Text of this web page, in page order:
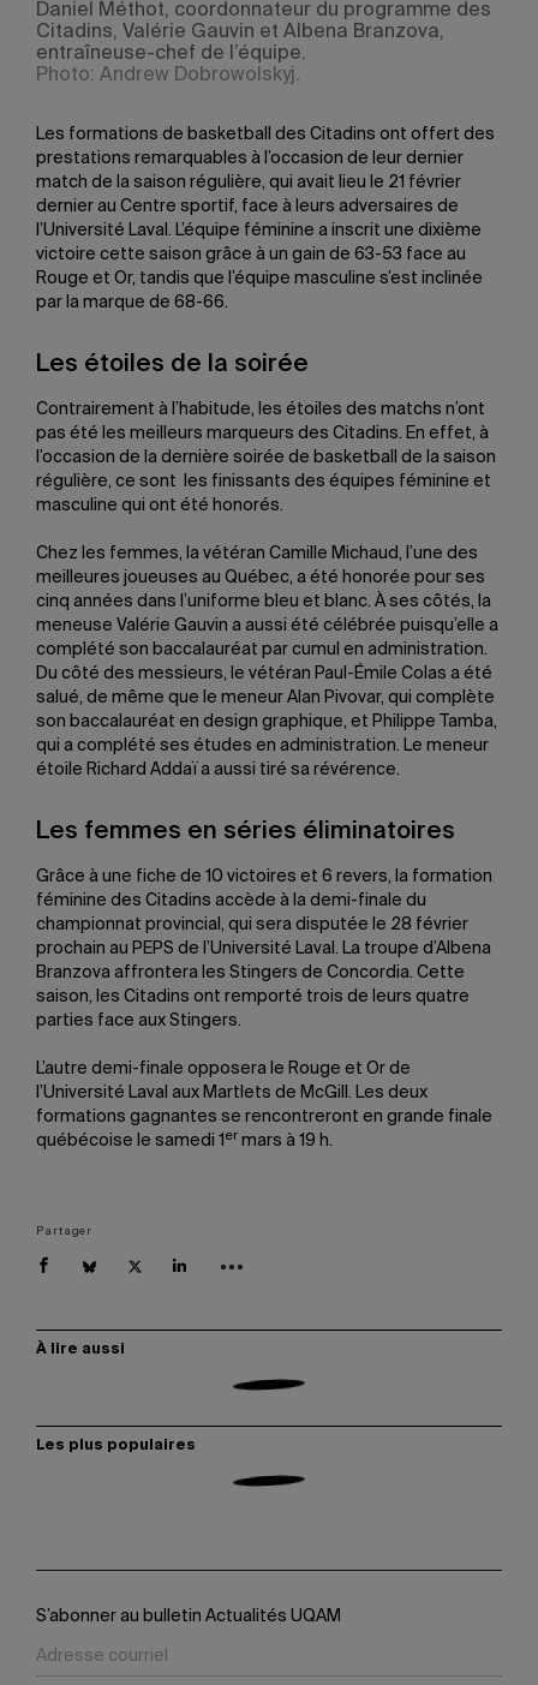
Daniel Méthot, coordonnateur du programme des
Citadins, Valérie Gauvin et Albena Branzova,
entraîneuse-chef de l’équipe.
Photo: Andrew Dobrowolskyj.
Les formations de basketball des Citadins ont offert des
prestations remarquables à l’occasion de leur dernier
match de la saison régulière, qui avait lieu le 21 février
dernier au Centre sportif, face à leurs adversaires de
l’Université Laval. L’équipe féminine a inscrit une dixième
victoire cette saison grâce à un gain de 63-53 face au
Rouge et Or, tandis que l’équipe masculine s’est inclinée
par la marque de 68-66.
Les étoiles de la soirée
Contrairement à l’habitude, les étoiles des matchs n’ont
pas été les meilleurs marqueurs des Citadins. En effet, à
l’occasion de la dernière soirée de basketball de la saison
régulière, ce sont les finissants des équipes féminine et
masculine qui ont été honorés.
Chez les femmes, la vétéran Camille Michaud, l’une des
meilleures joueuses au Québec, a été honorée pour ses
cinq années dans l’uniforme bleu et blanc. À ses côtés, la
meneuse Valérie Gauvin a aussi été célébrée puisqu’elle a
complété son baccalauréat par cumul en administration.
Du côté des messieurs, le vétéran Paul-Émile Colas a été
salué, de même que le meneur Alan Pivovar, qui complète
son baccalauréat en design graphique, et Philippe Tamba,
qui a complété ses études en administration. Le meneur
étoile Richard Addaï a aussi tiré sa révérence.
Les femmes en séries éliminatoires
Grâce à une fiche de 10 victoires et 6 revers, la formation
féminine des Citadins accède à la demi-finale du
championnat provincial, qui sera disputée le 28 février
prochain au PEPS de l’Université Laval. La troupe d’Albena
Branzova affrontera les Stingers de Concordia. Cette
saison, les Citadins ont remporté trois de leurs quatre
parties face aux Stingers.
L’autre demi-finale opposera le Rouge et Or de
l’Université Laval aux Martlets de McGill. Les deux
formations gagnantes se rencontreront en grande finale
québécoise le samedi 1 er mars à 19 h.
Partager
À lire aussi
Les plus populaires
S’abonner au bulletin Actualités UQAM